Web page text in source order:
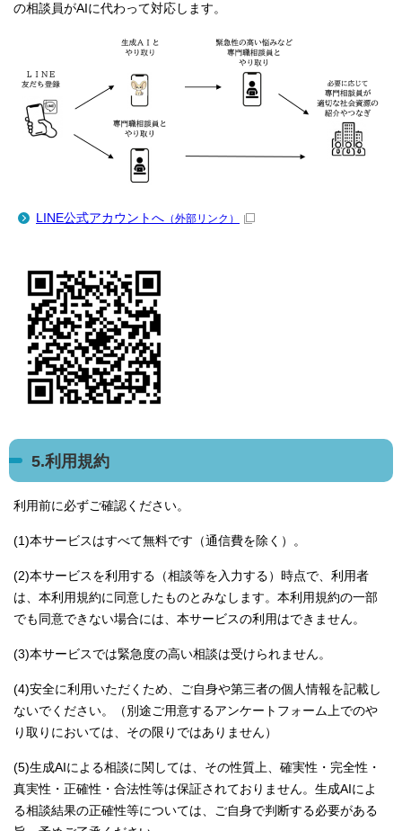
の相談員がAIに代わって対応します。
LINE公式アカウントへ （外部リンク）
5.利用規約
利用前に必ずご確認ください。
(1)本サービスはすべて無料です（通信費を除く）。
(2)本サービスを利用する（相談等を入力する）時点で、利用者
は、本利用規約に同意したものとみなします。本利用規約の一部
でも同意できない場合には、本サービスの利用はできません。
(3)本サービスでは緊急度の高い相談は受けられません。
(4)安全に利用いただくため、ご自身や第三者の個人情報を記載し
ないでください。（別途ご用意するアンケートフォーム上でのや
り取りにおいては、その限りではありません）
(5)生成AIによる相談に関しては、その性質上、確実性・完全性・
真実性・正確性・合法性等は保証されておりません。生成AIによ
る相談結果の正確性等については、ご自身で判断する必要がある